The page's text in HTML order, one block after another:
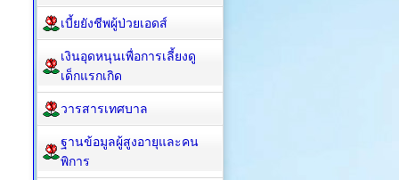
เบี้ยยังชีพผู้ป่วยเอดส์
เงินอุดหนุนเพื่อการเลี้ยงดู
เด็กแรกเกิด
วารสารเทศบาล
ฐานข้อมูลผู้สูงอายุและคน
พิการ